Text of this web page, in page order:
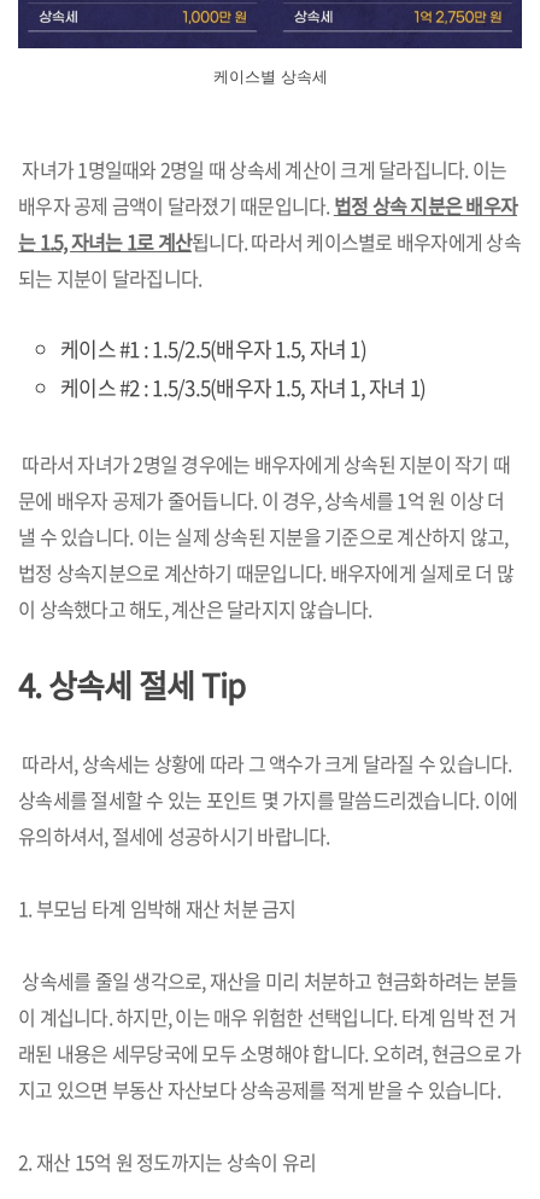
케이스별 상속세
자녀가 1명일때와 2명일 때 상속세 계산이 크게 달라집니다. 이는
배우자 공제 금액이 달라졌기 때문입니다.법정 상속 지분은 배우자
는 1.5, 자녀는 1로 계산됩니다. 따라서 케이스별로 배우자에게 상속
되는 지분이 달라집니다.
케이스 #1 : 1.5/2.5(배우자 1.5, 자녀 1)
케이스 #2 : 1.5/3.5(배우자 1.5, 자녀 1, 자녀 1)
따라서 자녀가 2명일 경우에는 배우자에게 상속된 지분이 작기 때
문에 배우자 공제가 줄어듭니다. 이 경우, 상속세를 1억 원 이상 더
낼 수 있습니다. 이는 실제 상속된 지분을 기준으로 계산하지 않고,
법정 상속지분으로 계산하기 때문입니다. 배우자에게 실제로 더 많
이 상속했다고 해도, 계산은 달라지지 않습니다.
4. 상속세 절세 Tip
따라서, 상속세는 상황에 따라 그 액수가 크게 달라질 수 있습니다.
상속세를 절세할 수 있는 포인트 몇 가지를 말씀드리겠습니다. 이에
유의하셔서, 절세에 성공하시기 바랍니다.
1. 부모님 타계 임박해 재산 처분 금지
상속세를 줄일 생각으로, 재산을 미리 처분하고 현금화하려는 분들
이 계십니다. 하지만, 이는 매우 위험한 선택입니다. 타계 임박 전 거
래된 내용은 세무당국에 모두 소명해야 합니다. 오히려, 현금으로 가
지고 있으면 부동산 자산보다 상속공제를 적게 받을 수 있습니다.
2. 재산 15억 원 정도까지는 상속이 유리